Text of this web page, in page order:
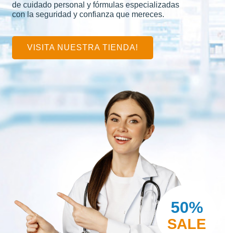
50%
SALE
de cuidado personal y fórmulas especializadas
con la seguridad y confianza que mereces.
VISITA NUESTRA TIENDA!